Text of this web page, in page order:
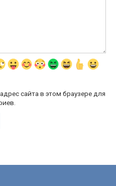
сайта в этом браузере для